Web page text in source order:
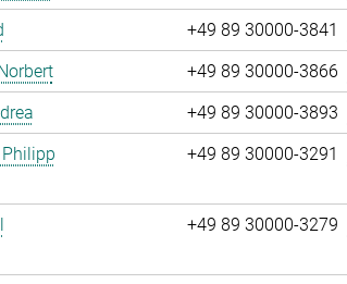
+49 89 30000-3841
+49 89 30000-3866
+49 89 30000-3893
+49 89 30000-3291
+49 89 30000-3279